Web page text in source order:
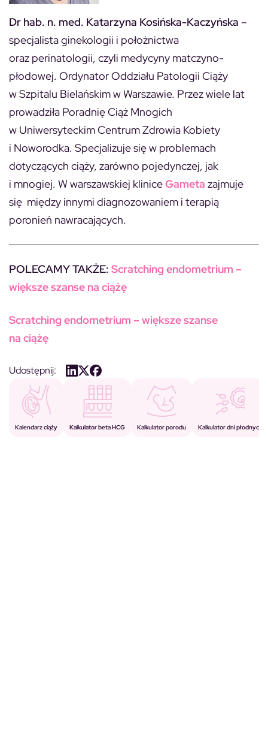
Dr hab. n. med. Katarzyna Kosińska-Kaczyńska –
specjalista ginekologii i położnictwa
oraz perinatologii, czyli medycyny matczyno-
płodowej. Ordynator Oddziału Patologii Ciąży
w Szpitalu Bielańskim w Warszawie. Przez wiele lat
prowadziła Poradnię Ciąż Mnogich
w Uniwersyteckim Centrum Zdrowia Kobiety
i Noworodka. Specjalizuje się w problemach
dotyczących ciąży, zarówno pojedynczej, jak
i mnogiej. W warszawskiej kliniceGameta zajmuje
się między innymi diagnozowaniem i terapią
poronień nawracających.
POLECAMY TAKŻE: Scratching endometrium –
większe szanse na ciążę
Scratching endometrium – większe szanse
na ciążę
Udostępnij:
Kalendarz ciąży Kalkulator beta HCG Kalkulator porodu Kalkulator dni płodnych